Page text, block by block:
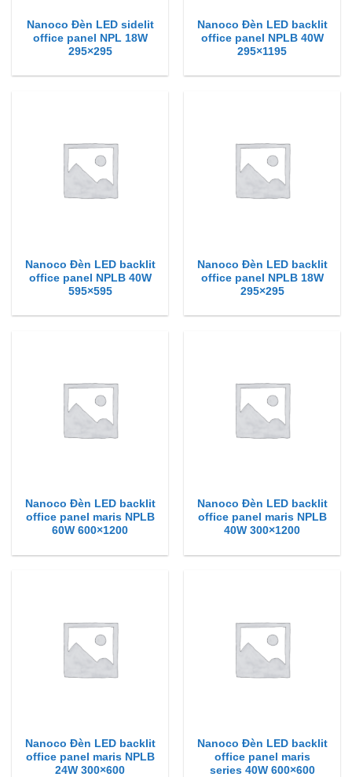
Nanoco Đèn LED sidelit
office panel NPL 18W
295×295
Nanoco Đèn LED backlit
office panel NPLB 40W
295×1195
Nanoco Đèn LED backlit
office panel NPLB 40W
595×595
Nanoco Đèn LED backlit
office panel NPLB 18W
295×295
Nanoco Đèn LED backlit
office panel maris NPLB
60W 600×1200
Nanoco Đèn LED backlit
office panel maris NPLB
40W 300×1200
Nanoco Đèn LED backlit
office panel maris NPLB
24W 300×600
Nanoco Đèn LED backlit
office panel maris
series 40W 600×600